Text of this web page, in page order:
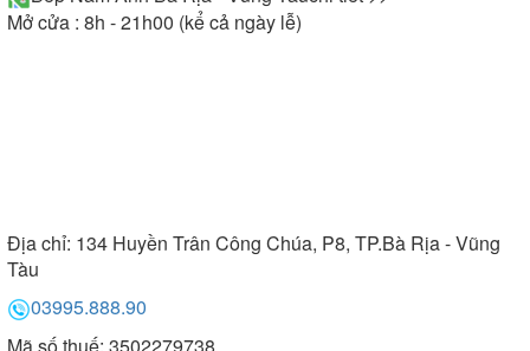
Mở cửa : 8h - 21h00 (kể cả ngày lễ)
Địa chỉ: 134 Huyền Trân Công Chúa, P8, TP.Bà Rịa - Vũng
Tàu
03995.888.90
Mã số thuế: 3502279738